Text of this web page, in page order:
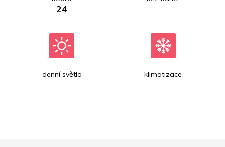
24
denní světlo klimatizace